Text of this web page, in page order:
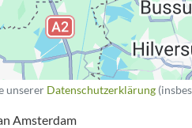
unserer Datenschutzerklärung
Amsterdam